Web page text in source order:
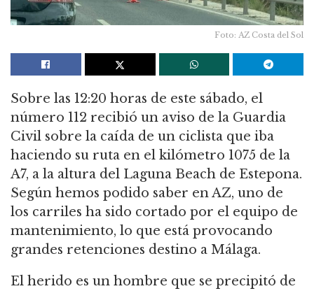
Foto: AZ Costa del Sol
Sobre las 12:20 horas de este sábado, el
número 112 recibió un aviso de la Guardia
Civil sobre la caída de un ciclista que iba
haciendo su ruta en el kilómetro 1075 de la
A7, a la altura del Laguna Beach de Estepona.
Según hemos podido saber en AZ, uno de
los carriles ha sido cortado por el equipo de
mantenimiento, lo que está provocando
grandes retenciones destino a Málaga.
El herido es un hombre que se precipitó de